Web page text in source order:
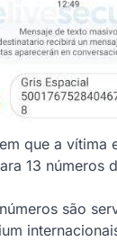
que a vítima
13 números
são